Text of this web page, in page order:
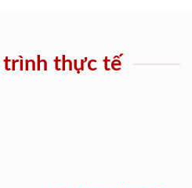
trình thực tế